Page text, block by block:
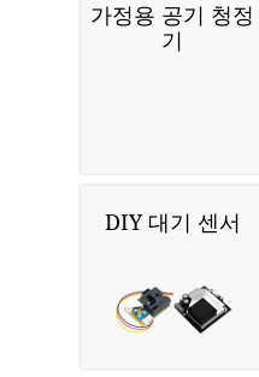
가정용 공기 청정
기
DIY 대기 센서